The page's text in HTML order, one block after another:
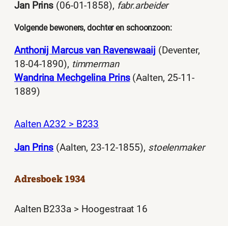
Jan Prins (06-01-1858), fabr.arbeider
Volgende bewoners, dochter en schoonzoon:
Anthonij Marcus van Ravenswaaij (Deventer,
18-04-1890), timmerman
Wandrina Mechgelina Prins(Aalten, 25-11-
1889)
Aalten A232 > B233
Jan Prins (Aalten, 23-12-1855), stoelenmaker
Adresboek 1934
Aalten B233a > Hoogestraat 16